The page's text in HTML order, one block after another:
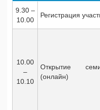
9.30 –
10.00
Регистрация
10.00
–
10.10
Открытие
(онлайн)